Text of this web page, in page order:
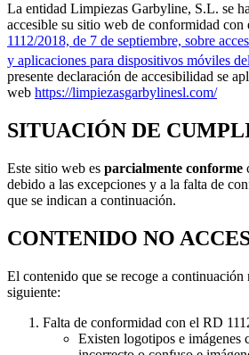
La entidad Limpiezas Garbyline, S.L. se
accesible su sitio web de conformidad con
1112/2018, de 7 de septiembre, sobre
y aplicaciones para dispositivos móviles
presente declaración de accesibilidad se
web https://limpiezasgarbylinesl.com/
SITUACIÓN DE
Este sitio web es parcialmente conforme
debido a las excepciones y a la falta de
que se indican a continuación.
CONTENIDO NO
El contenido que se recoge a continuación
siguiente:
Falta de conformidad con el RD
Existen logotipos e imágenes